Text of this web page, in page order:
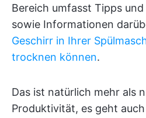
Bereich umfasst Tipps
sowie Informationen
Geschirr in Ihrer
trocknen können.
Das ist natürlich mehr als
Produktivität, es geht